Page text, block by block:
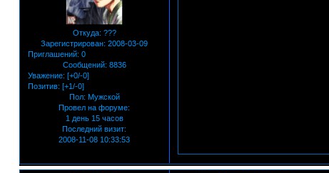
Откуда: ???
Зарегистрирован: 2008-03-09
Приглашений: 0
Сообщений: 8836
Уважение: [+0/-0]
Позитив: [+1/-0]
Пол: Мужской
Провел на форуме:
1 день 15 часов
Последний визит:
2008-11-08 10:33:53